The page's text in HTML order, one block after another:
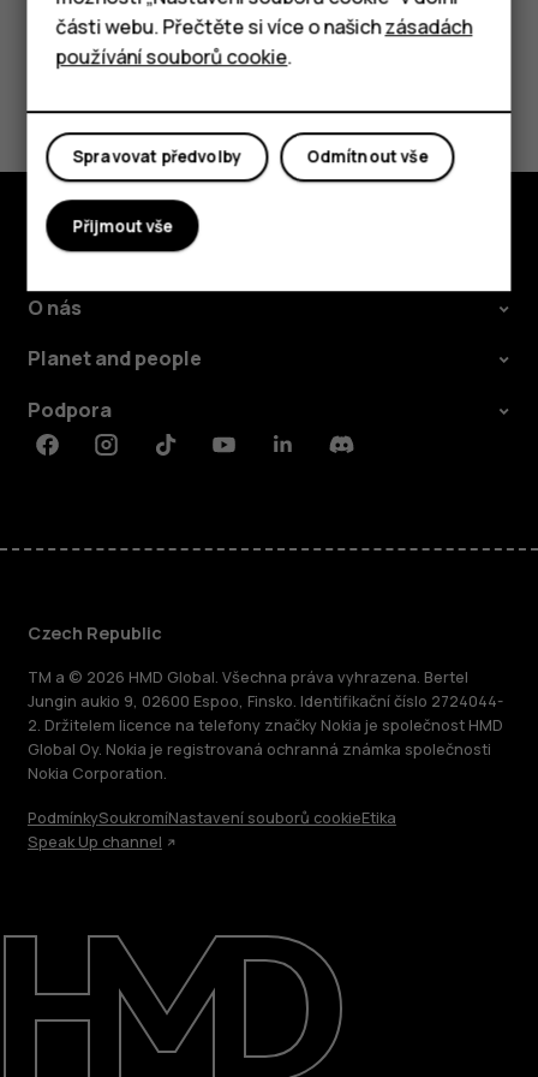
Tablety
O nás
Oprava, opětovné použití, recyklace
Podpora
Czech Republic
Ano Ne
Prozkoumat
O nás
Planet and people
Podpora
FacebookInstagramTiktokYoutubeLinkedinDiscord
Czech Republic
TM a © 2026 HMD Global. Všechna práva vyhrazena. Bertel
Jungin aukio 9, 02600 Espoo, Finsko. Identifikační číslo 2724044-
2. Držitelem licence na telefony značky Nokia je společnost HMD
Global Oy. Nokia je registrovaná ochranná známka společnosti
Nokia Corporation.
PodmínkySoukromíNastavení souborů cookieEtika
Speak Up channel
části webu. Přečtěte si více o našichzásadách
používání souborů cookie.
Odmítnout vše
Spravovat předvolby
Přijmout vše